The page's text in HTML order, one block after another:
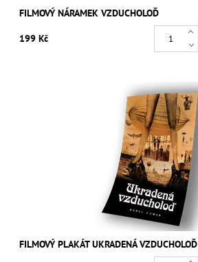
FILMOVÝ NÁRAMEK VZDUCHOLOĎ
199 Kč
FILMOVÝ PLAKÁT UKRADENÁ VZDUCHOLOĎ